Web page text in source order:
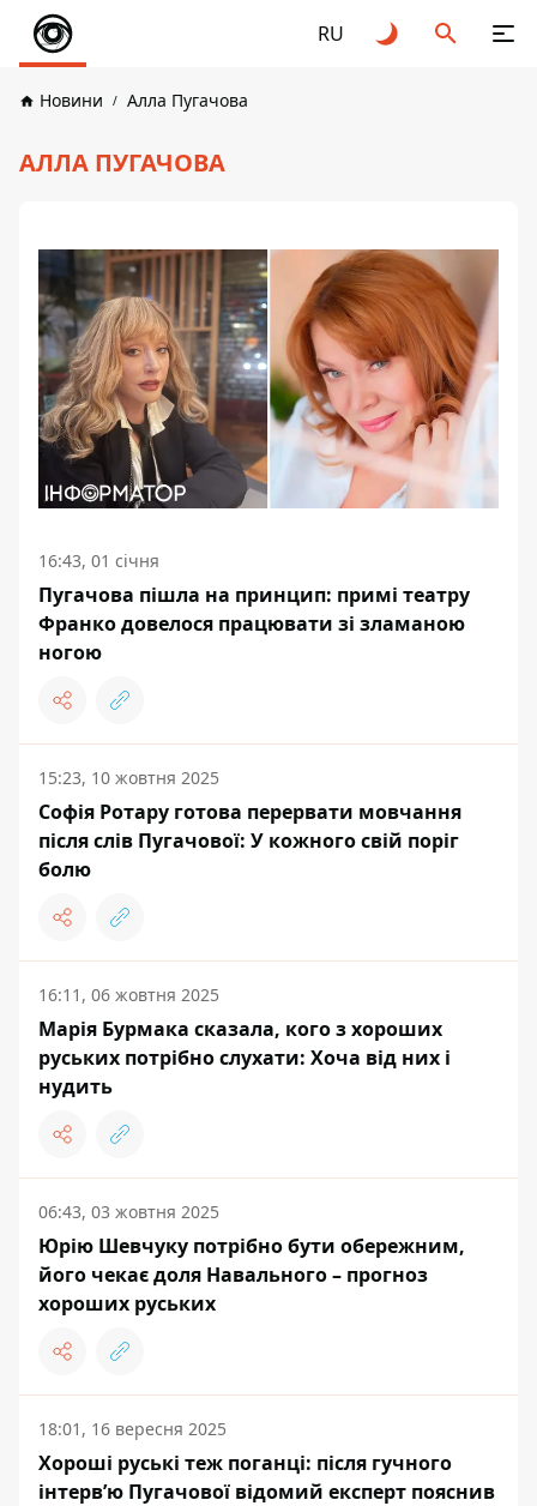
RU
Новини Алла Пугачова
АЛЛА ПУГАЧОВА
16:43, 01 січня
Пугачова пішла на принцип: примі театру
Франко довелося працювати зі зламаною
ногою
15:23, 10 жовтня 2025
Софія Ротару готова перервати мовчання
після слів Пугачової: У кожного свій поріг
болю
16:11, 06 жовтня 2025
Марія Бурмака сказала, кого з хороших
руських потрібно слухати: Хоча від них і
нудить
06:43, 03 жовтня 2025
Юрію Шевчуку потрібно бути обережним,
його чекає доля Навального – прогноз
хороших руських
18:01, 16 вересня 2025
Хороші руські теж поганці: після гучного
інтервʼю Пугачової відомий експерт пояснив